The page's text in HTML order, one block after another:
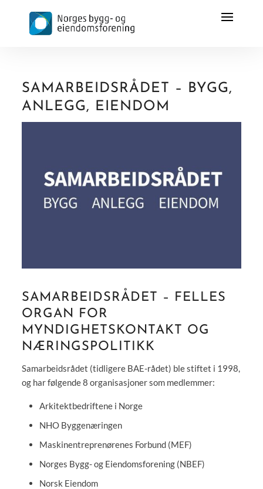
SAMARBEIDSRÅDET – BYGG,
ANLEGG, EIENDOM
SAMARBEIDSRÅDET – FELLES
ORGAN FOR
MYNDIGHETSKONTAKT OG
NÆRINGSPOLITIKK
Samarbeidsrådet (tidligere BAE-rådet) ble stiftet i 1998,
og har følgende 8 organisasjoner som medlemmer:
Arkitektbedriftene i Norge
NHO Byggenæringen
Maskinentreprenørenes Forbund (MEF)
Norges Bygg- og Eiendomsforening (NBEF)
Norsk Eiendom